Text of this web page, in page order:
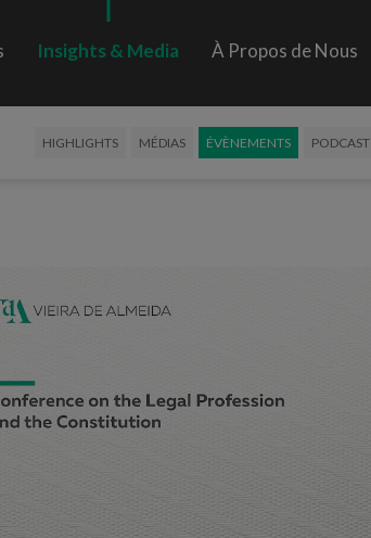
Insights & Media À Propos de Nous
HIGHLIGHTS MÉDIAS ÉVÈNEMENTS PODCAST